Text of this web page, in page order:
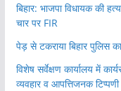
बिहार: भाजपा विधायक की
चार पर FIR
पेड़ से टकराया बिहार पुलिस
विशेष सर्वेक्षण कार्यालय में
व्यवहार व आपत्तिजनक